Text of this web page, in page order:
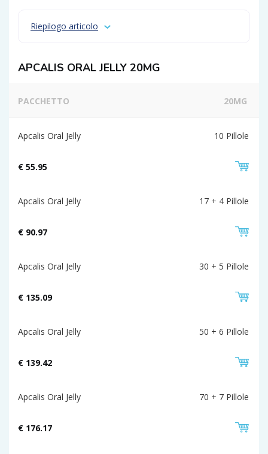
Riepilogo articolo
APCALIS ORAL JELLY 20MG
PACCHETTO 20MG
Apcalis Oral Jelly 10 Pillole
€ 55.95
Apcalis Oral Jelly 17 + 4 Pillole
€ 90.97
Apcalis Oral Jelly 30 + 5 Pillole
€ 135.09
Apcalis Oral Jelly 50 + 6 Pillole
€ 139.42
Apcalis Oral Jelly 70 + 7 Pillole
€ 176.17